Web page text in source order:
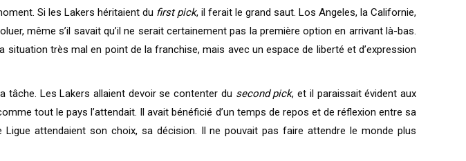
Si les Lakers héritaient du first pick, il ferait le grand saut. Los Angeles, la Californie,
même s’il savait qu’il ne serait certainement pas la première option en arrivant là-bas.
situation très mal en point de la franchise, mais avec un espace de liberté et d’expression
tâche. Les Lakers allaient devoir se contenter du second pick, et il paraissait évident aux
tout le pays l’attendait. Il avait bénéficié d’un temps de repos et de réflexion entre sa
attendaient son choix, sa décision. Il ne pouvait pas faire attendre le monde plus